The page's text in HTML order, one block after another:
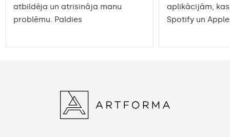
atbildēja un atrisināja manu
problēmu. Paldies
aplikācijām,
Spotify un Apple